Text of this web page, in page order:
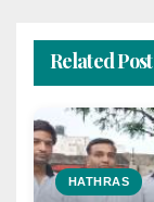
Related Post
HATHRAS